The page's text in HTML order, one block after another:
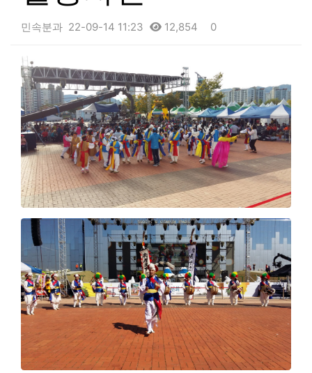
민속분과 22-09-14 11:23 12,854 0
본문